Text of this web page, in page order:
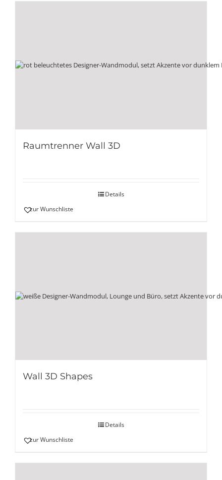
Raumtrenner Wall 3D
Details
zur Wunschliste
Wall 3D Shapes
Details
zur Wunschliste